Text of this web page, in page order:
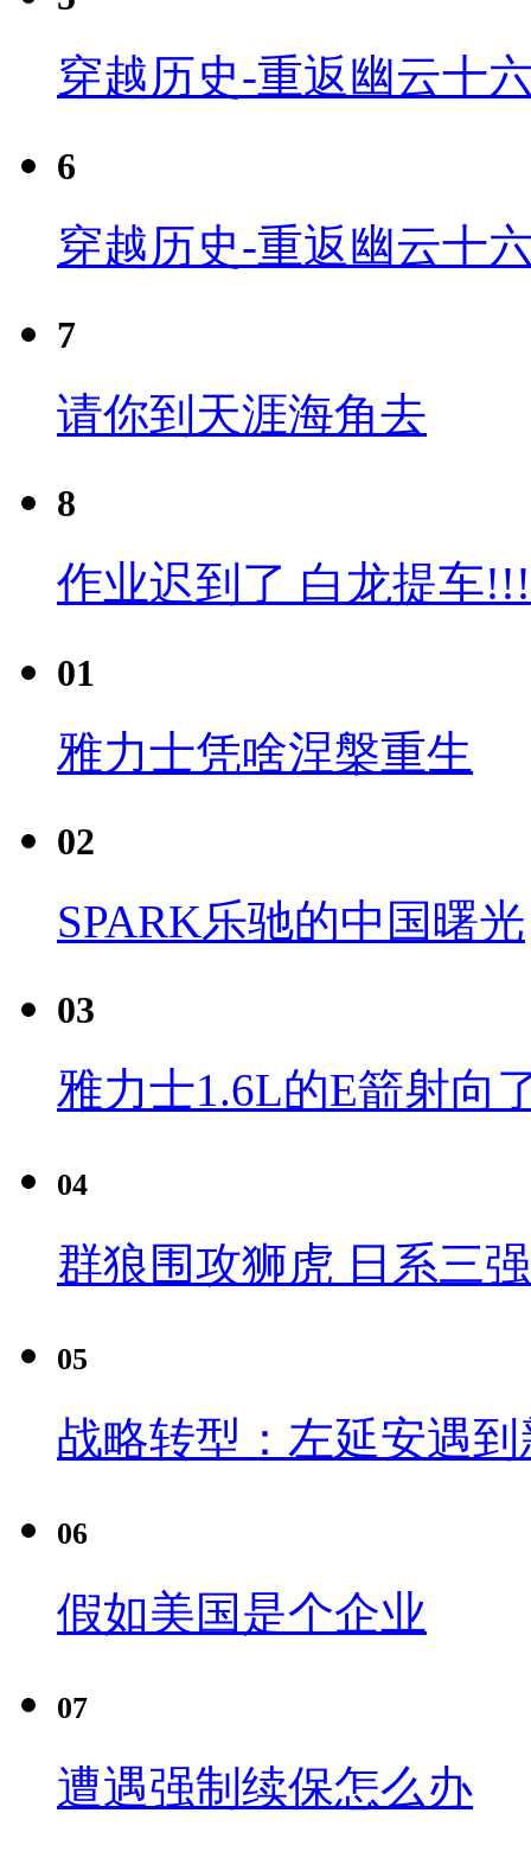
穿越历史-重返幽云十
6
穿越历史-重返幽云十
7
请你到天涯海角去
8
作业迟到了 白龙提车
01
雅力士凭啥涅槃重生
02
SPARK乐驰的中国曙光
03
雅力士1.6L的E箭射向
04
群狼围攻狮虎 日系三
05
战略转型：左延安遇
06
假如美国是个企业
07
遭遇强制续保怎么办